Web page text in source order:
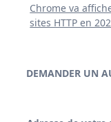
Chrome va
sites HTTP en
DEMANDER UN